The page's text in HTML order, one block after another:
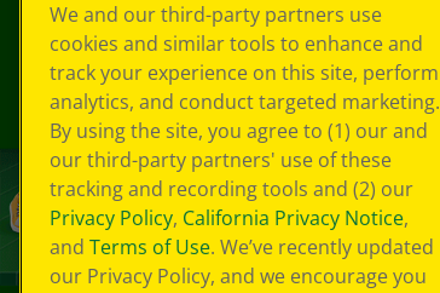
We and our third-party partners use
cookies and similar tools to enhance and
track your experience on this site, perform
analytics, and conduct targeted marketing.
By using the site, you agree to (1) our and
our third-party partners' use of these
tracking and recording tools and (2) our
Privacy Policy, California Privacy Notice,
and Terms of Use. We’ve recently updated
our Privacy Policy, and we encourage you